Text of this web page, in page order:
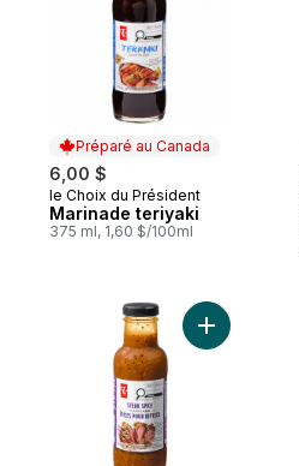
Préparé au Canada
6,00 $
Préparé au Canada
le Choix du Président
Marinade teriyaki
375 ml, 1,60 $/100ml
Ajouter